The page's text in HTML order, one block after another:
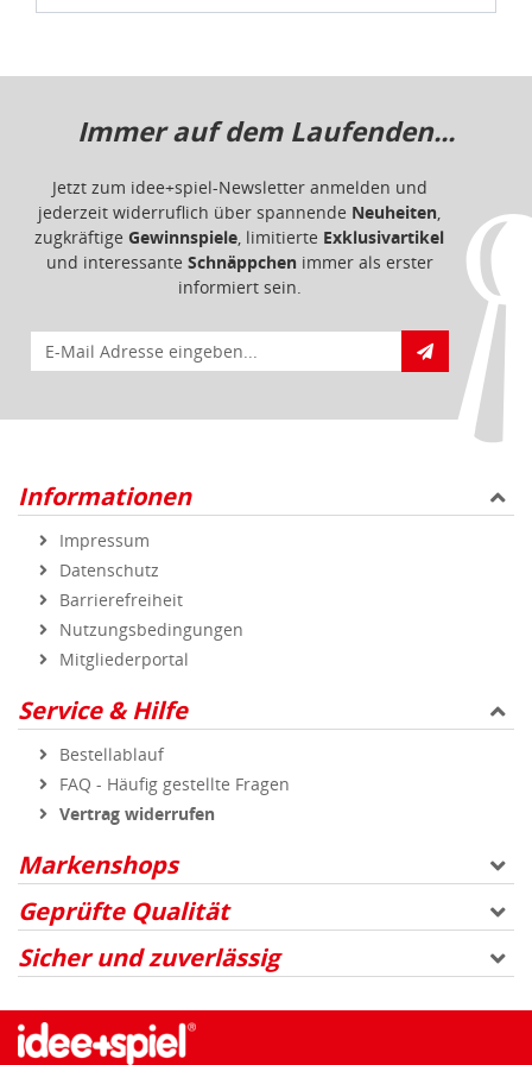
Immer auf dem Laufenden...
Jetzt zum idee+spiel-Newsletter anmelden und
jederzeit widerruflich über spannende Neuheiten,
zugkräftige Gewinnspiele, limitierte Exklusivartikel
und interessante Schnäppchenimmer als erster
informiert sein.
E-Mail für Newsletteranmeldung
Informationen
Impressum
Datenschutz
Barrierefreiheit
Nutzungsbedingungen
Mitgliederportal
Service & Hilfe
Bestellablauf
FAQ - Häufig gestellte Fragen
Vertrag widerrufen
Markenshops
Geprüfte Qualität
Sicher und zuverlässig